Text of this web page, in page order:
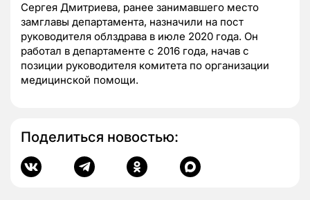
Сергея Дмитриева, ранее занимавшего место
замглавы департамента, назначили на пост
руководителя облздрава в июле 2020 года. Он
работал в департаменте с 2016 года, начав с
позиции руководителя комитета по организации
медицинской помощи.
Поделиться новостью: